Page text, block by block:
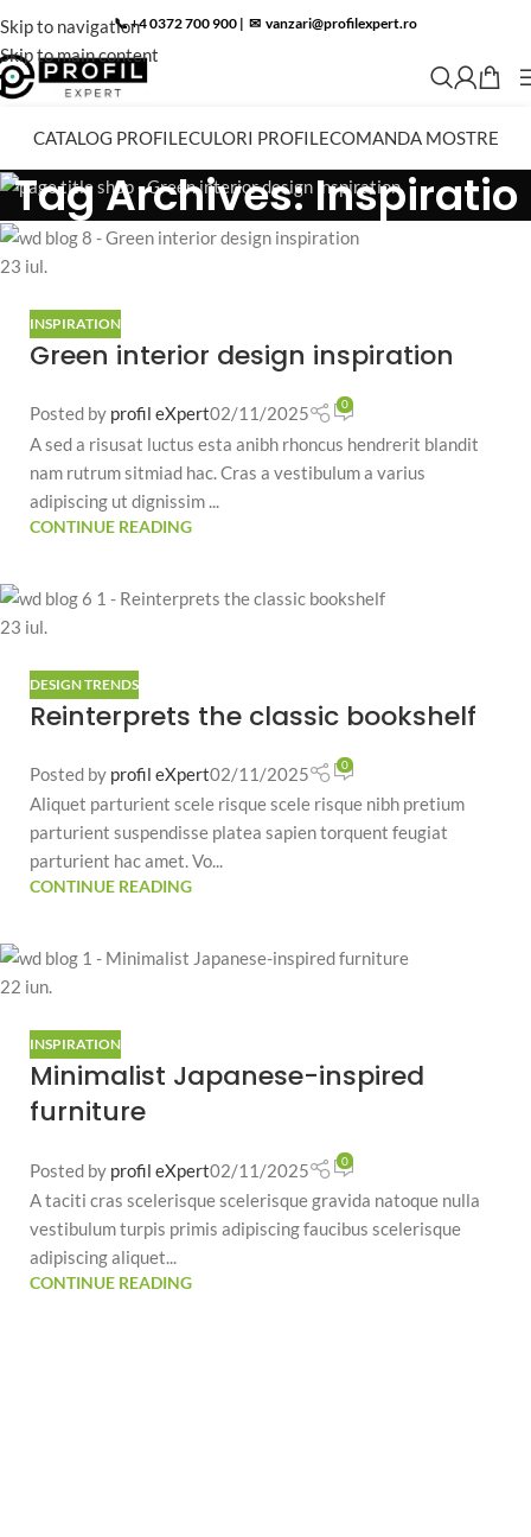
Skip to navigation
Skip to main content
📞 +4 0372 700 900 | ✉︎ vanzari@profilexpert.ro
CATALOG PROFILECULORI PROFILECOMANDA MOSTRE
Tag Archives: Inspiratio
23 iul.
INSPIRATION
Green interior design inspiration
Posted by profil eXpert02/11/2025 0
A sed a risusat luctus esta anibh rhoncus hendrerit blandit
nam rutrum sitmiad hac. Cras a vestibulum a varius
adipiscing ut dignissim ...
CONTINUE READING
23 iul.
DESIGN TRENDS
Reinterprets the classic bookshelf
Posted by profil eXpert02/11/2025 0
Aliquet parturient scele risque scele risque nibh pretium
parturient suspendisse platea sapien torquent feugiat
parturient hac amet. Vo...
CONTINUE READING
22 iun.
INSPIRATION
Minimalist Japanese-inspired
furniture
Posted by profil eXpert02/11/2025 0
A taciti cras scelerisque scelerisque gravida natoque nulla
vestibulum turpis primis adipiscing faucibus scelerisque
adipiscing aliquet...
CONTINUE READING